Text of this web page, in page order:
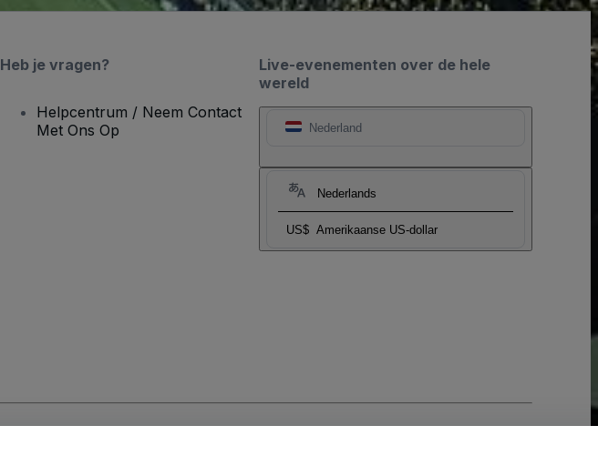
Live-evenementen over de hele
wereld
Nederland
Nederlands
US$ Amerikaanse US-dollar
Heb je vragen?
Helpcentrum / Neem Contact
Met Ons Op